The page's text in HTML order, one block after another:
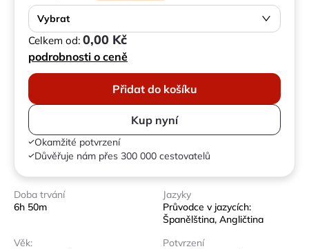
Vybrat
Celkem od: 0,00 Kč
podrobnosti o ceně
Přidat do košíku
Kup nyní
Okamžité potvrzení
Důvěřuje nám přes 300 000 cestovatelů
Doba trvání
6h 50m
Jazyky
Průvodce v jazycích:
Španělština, Angličtina
Věk:
Potvrzení